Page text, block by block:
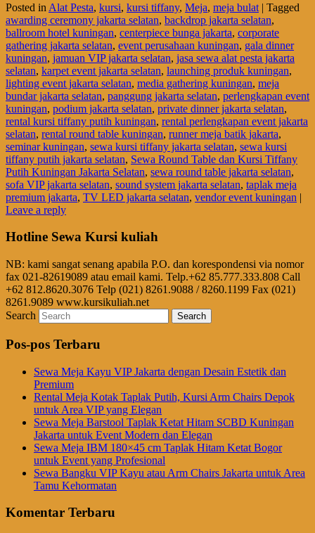
Posted in Alat Pesta, kursi, kursi tiffany, Meja, meja bulat | Tagged
awarding ceremony jakarta selatan, backdrop jakarta selatan,
ballroom hotel kuningan, centerpiece bunga jakarta, corporate
gathering jakarta selatan, event perusahaan kuningan, gala dinner
kuningan, jamuan VIP jakarta selatan, jasa sewa alat pesta jakarta
selatan, karpet event jakarta selatan, launching produk kuningan,
lighting event jakarta selatan, media gathering kuningan, meja
bundar jakarta selatan, panggung jakarta selatan, perlengkapan event
kuningan, podium jakarta selatan, private dinner jakarta selatan,
rental kursi tiffany putih kuningan, rental perlengkapan event jakarta
selatan, rental round table kuningan, runner meja batik jakarta,
seminar kuningan, sewa kursi tiffany jakarta selatan, sewa kursi
tiffany putih jakarta selatan, Sewa Round Table dan Kursi Tiffany
Putih Kuningan Jakarta Selatan, sewa round table jakarta selatan,
sofa VIP jakarta selatan, sound system jakarta selatan, taplak meja
premium jakarta, TV LED jakarta selatan, vendor event kuningan |
Leave a reply
Hotline Sewa Kursi kuliah
NB: kami sangat senang apabila P.O. dan korespondensi via nomor
fax 021-82619089 atau email kami. Telp.+62 85.777.333.808 Call
+62 812.8620.3076 Telp (021) 8261.9088 / 8260.1199 Fax (021)
8261.9089 www.kursikuliah.net
Search
Pos-pos Terbaru
Sewa Meja Kayu VIP Jakarta dengan Desain Estetik dan
Premium
Rental Meja Kotak Taplak Putih, Kursi Arm Chairs Depok
untuk Area VIP yang Elegan
Sewa Meja Barstool Taplak Ketat Hitam SCBD Kuningan
Jakarta untuk Event Modern dan Elegan
Sewa Meja IBM 180×45 cm Taplak Hitam Ketat Bogor
untuk Event yang Profesional
Sewa Bangku VIP Kayu atau Arm Chairs Jakarta untuk Area
Tamu Kehormatan
Komentar Terbaru